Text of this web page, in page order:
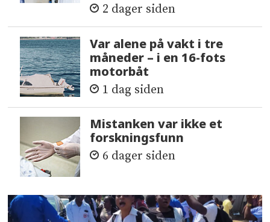
2 dager siden
Var alene på vakt i tre
måneder – i en 16-fots
motorbåt
1 dag siden
Mistanken var ikke et
forskningsfunn
6 dager siden